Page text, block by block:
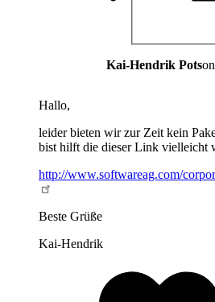
Kai-Hendrik Potson
Hallo,
leider bieten wir zur Zeit kein
bist hilft die dieser Link vielleicht
http://www.softwareag.com/
Beste Grüße
Kai-Hendrik